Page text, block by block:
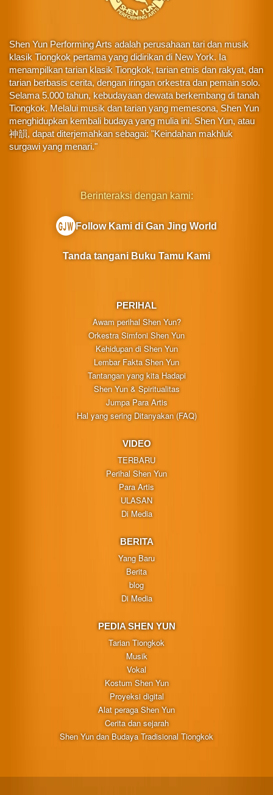
Shen Yun Performing Arts adalah perusahaan tari dan musik
klasik Tiongkok pertama yang didirikan di New York. Ia
menampilkan tarian klasik Tiongkok, tarian etnis dan rakyat, dan
tarian berbasis cerita, dengan iringan orkestra dan pemain solo.
Selama 5.000 tahun, kebudayaan dewata berkembang di tanah
Tiongkok. Melalui musik dan tarian yang memesona, Shen Yun
menghidupkan kembali budaya yang mulia ini. Shen Yun, atau
神韻, dapat diterjemahkan sebagai: "Keindahan makhluk
surgawi yang menari."
PERIHAL
Awam perihal Shen Yun?
Orkestra Simfoni Shen Yun
Kehidupan di Shen Yun
Lembar Fakta Shen Yun
Tantangan yang kita Hadapi
Shen Yun & Spiritualitas
Jumpa Para Artis
Hal yang sering Ditanyakan (FAQ)
VIDEO
TERBARU
Perihal Shen Yun
Para Artis
ULASAN
Di Media
BERITA
Yang Baru
Berita
blog
Di Media
PEDIA SHEN YUN
Tarian Tiongkok
Musik
Vokal
Kostum Shen Yun
Proyeksi digital
Alat peraga Shen Yun
Cerita dan sejarah
Shen Yun dan Budaya Tradisional Tiongkok
Berinteraksi dengan kami:
Follow Kami di Gan Jing World
Tanda tangani Buku Tamu Kami